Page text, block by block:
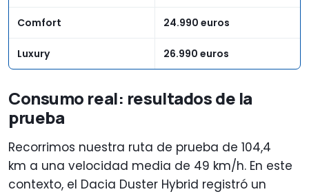
Comfort 24.990 euros
Luxury 26.990 euros
Consumo real: resultados de la
prueba
Recorrimos nuestra ruta de prueba de 104,4
km a una velocidad media de 49 km/h. En este
contexto, el Dacia Duster Hybrid registró un